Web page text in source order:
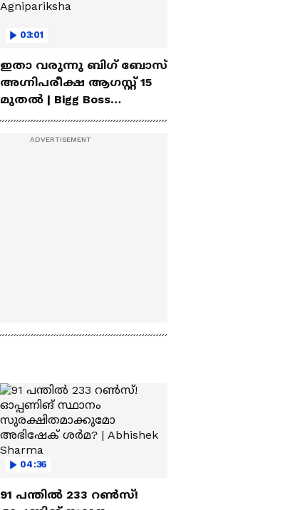
ൽ അതുല്യ ഘോഷ് |
Athulya Ghosh |
പീരുമേട്ടിൽ എൻഡിഎ
തെരഞ്ഞെടുപ്പ്
പ്രചാരണ
തിരക്കുകളിൽ | V
കോവളത്ത്
തെരഞ്ഞെടുപ്പ്
03:01
ഇതാ വരുന്നു ബിഗ് ബോസ്
അഗ്നിപരീക്ഷ ആഗസ്റ്റ് 15
മുതൽ | Bigg Boss
Agnipariksha
04:36
91 പന്തില്‍ 233 റണ്‍സ്!